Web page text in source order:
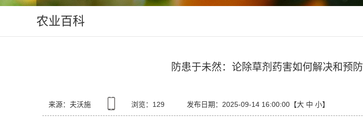
农业百科
防患于未然：论除草剂药害如何解决和预防
来源：夫沃施 浏览： 129 发布日期：2025-09-14 16:00:00【大 中 小】